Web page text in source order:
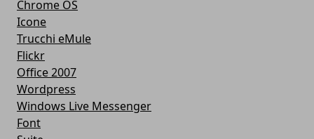
Chrome OS
Icone
Trucchi eMule
Flickr
Office 2007
Wordpress
Windows Live Messenger
Font